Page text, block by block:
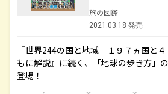
旅の図鑑
2021.03.18 発売
『世界244の国と地域 １９７ヵ国と
もに解説』に続く、「地球の歩き方」
登場！